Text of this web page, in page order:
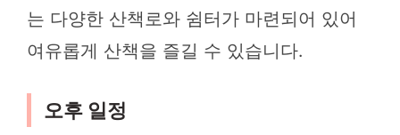
는 다양한 산책로와 쉼터가 마련되어 있어
여유롭게 산책을 즐길 수 있습니다.
오후 일정